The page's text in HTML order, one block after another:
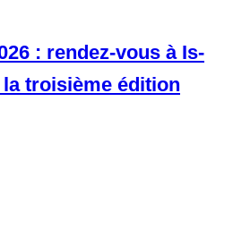
: rendez-vous à Is-
troisième édition